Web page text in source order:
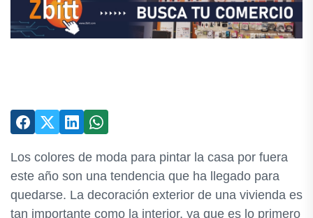
Los colores de moda para pintar la casa por fuera
este año son una tendencia que ha llegado para
quedarse. La decoración exterior de una vivienda es
tan importante como la interior, ya que es lo primero